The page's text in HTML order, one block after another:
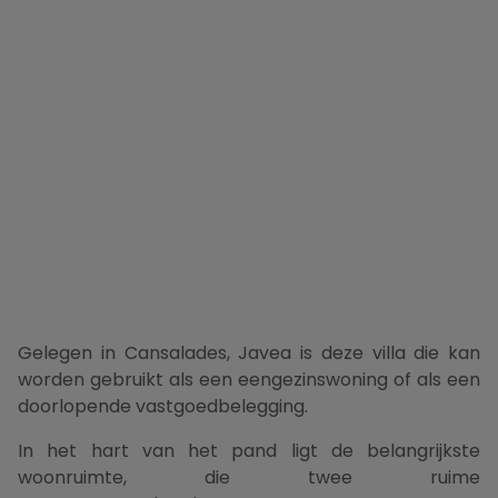
Gelegen in Cansalades, Javea is deze villa die kan
worden gebruikt als een eengezinswoning of als een
doorlopende vastgoedbelegging.
In het hart van het pand ligt de belangrijkste
woonruimte, die twee ruime